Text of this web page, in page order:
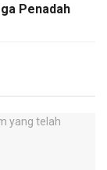
Penadah